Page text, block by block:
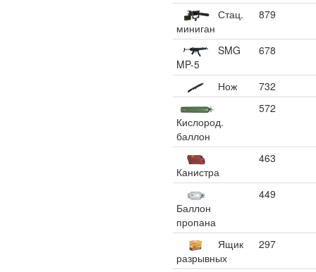
Стац.
миниган
879
SMG
MP-5
678
Нож 732
Кислород.
баллон
572
Канистра
463
Баллон
пропана
449
Ящик
разрывных
297